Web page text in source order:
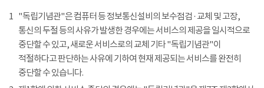
1 "독립기념관"은 컴퓨터 등 정보통신설비의 보수점검 · 교체 및 고장,
통신의 두절 등의 사유가 발생한 경우에는 서비스의 제공을 일시적으로
중단할 수 있고, 새로운 서비스로의 교체 기타 "독립기념관"이
적절하다고 판단하는 사유에 기하여 현재 제공되는 서비스를 완전히
중단할 수 있습니다.